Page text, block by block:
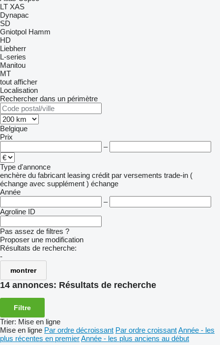
LT XAS
Dynapac
SD
Gniotpol Hamm
HD
Liebherr
L-series
Manitou
MT
tout afficher
Localisation
Rechercher dans un périmètre
Belgique
Prix
–
Type d'annonce
enchère du fabricant leasing crédit par versements trade-in (
échange avec supplément ) échange
Année
–
Agroline ID
Pas assez de filtres ?
Proposer une modification
Résultats de recherche:
-
montrer
14 annonces: Résultats de recherche
Filtre
Trier: Mise en ligne
Mise en ligne Par ordre décroissant Par ordre croissantAnnée - les
plus récentes en premierAnnée - les plus anciens au début